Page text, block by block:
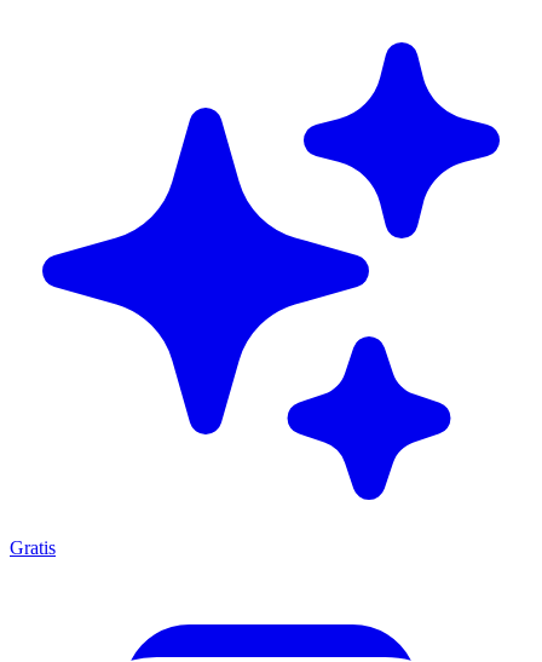
Gratis